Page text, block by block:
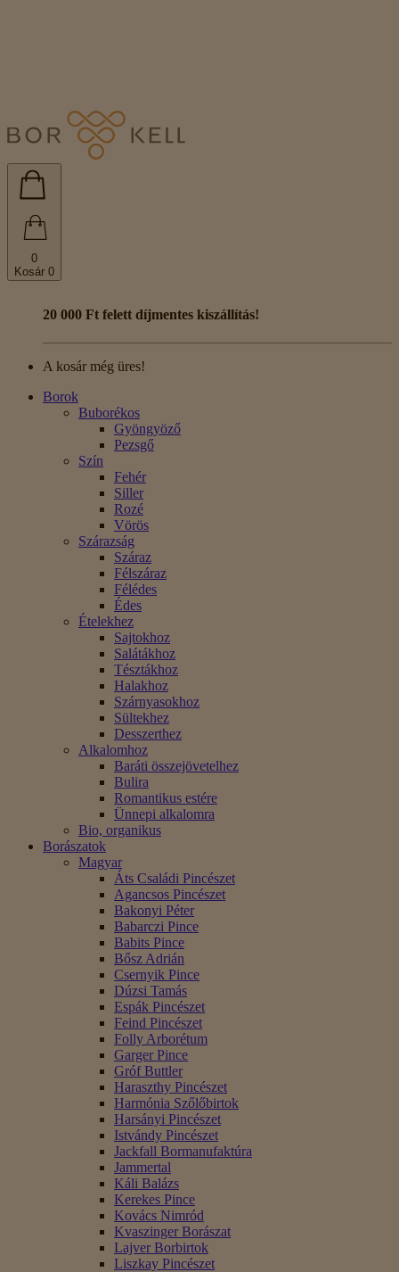
0
Kosár 0
20 000 Ft felett díjmentes kiszállítás!
A kosár még üres!
Borok
Buborékos
Gyöngyöző
Pezsgő
Szín
Fehér
Siller
Rozé
Vörös
Szárazság
Száraz
Félszáraz
Félédes
Édes
Ételekhez
Sajtokhoz
Salátákhoz
Tésztákhoz
Halakhoz
Szárnyasokhoz
Sültekhez
Desszerthez
Alkalomhoz
Baráti összejövetelhez
Bulira
Romantikus estére
Ünnepi alkalomra
Bio, organikus
Borászatok
Magyar
Áts Családi Pincészet
Agancsos Pincészet
Bakonyi Péter
Babarczi Pince
Babits Pince
Bősz Adrián
Csernyik Pince
Dúzsi Tamás
Espák Pincészet
Feind Pincészet
Folly Arborétum
Garger Pince
Gróf Buttler
Haraszthy Pincészet
Harmónia Szőlőbirtok
Harsányi Pincészet
Istvándy Pincészet
Jackfall Bormanufaktúra
Jammertal
Káli Balázs
Kerekes Pince
Kovács Nimród
Kvaszinger Borászat
Lajver Borbirtok
Liszkay Pincészet